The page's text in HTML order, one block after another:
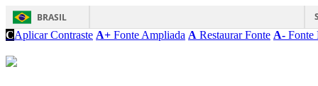
BRASIL
CAplicar Contraste A+ Fonte Ampliada A Restaurar Fonte A- Fonte